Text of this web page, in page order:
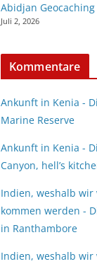
Abidjan Geocaching
Juli 2, 2026
Kommentare
Ankunft in Kenia -
Marine Reserve
Ankunft in Kenia -
Canyon, hell’s
Indien, weshalb
kommen werden -
in Ranthambore
Indien, weshalb